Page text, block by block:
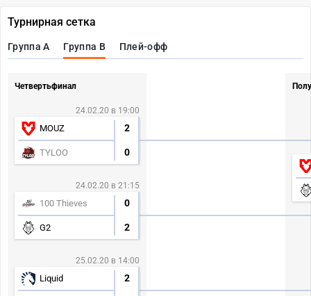
Турнирная сетка
Группа A Группа B Плей-офф
Четвертьфинал
24.02.20 в 19:00
MOUZ 2
TYLOO 0
24.02.20 в 21:15
100 Thieves 0
G2 2
25.02.20 в 14:00
Liquid 2